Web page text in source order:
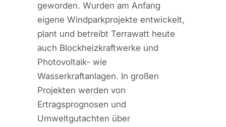
geworden. Wurden am Anfang
eigene Windparkprojekte entwickelt,
plant und betreibt Terrawatt heute
auch Blockheizkraftwerke und
Photovoltaik- wie
Wasserkraftanlagen. In großen
Projekten werden von
Ertragsprognosen und
Umweltgutachten über